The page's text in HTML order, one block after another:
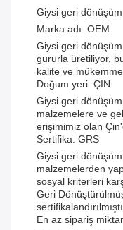
Giysi geri
Marka adı: OEM
Giysi geri dönüşüm
gururla üretiliyor,
kalite ve
Doğum yeri: ÇIN
Giysi geri dönüşüm
malzemelere ve
erişimimiz olan
Sertifika: GRS
Giysi geri
malzemelerden
sosyal kriterleri
Geri
En az sipariş